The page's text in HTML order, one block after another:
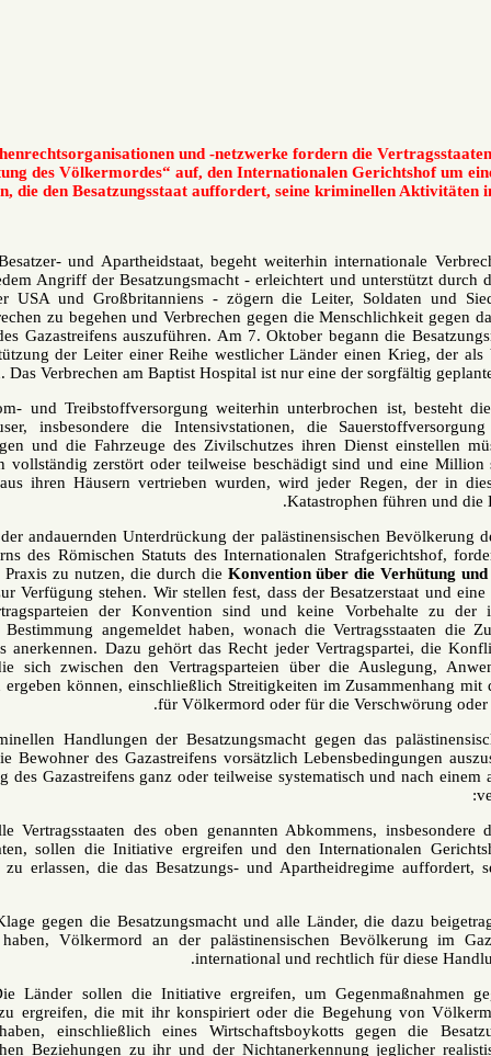
Menschenrechtsorganisationen und -netzwerke fordern die
Verhütung des Völkermordes“ auf, den Internationalen
ersuchen, die den Besatzungsstaat auffordert, seine
Israel, der Besatzer- und Apartheidstaat, begeht weiterhin
Volk. Bei jedem Angriff der Besatzungsmacht - erleichtert und
Führung der USA und Großbritanniens - zögern die Leiter,
Kriegsverbrechen zu begehen und Verbrechen gegen die
Bewohner des Gazastreifens auszuführen. Am 7. Oktober begann
und Unterstützung der Leiter einer Reihe westlicher Länder einen
kann. Das Verbrechen am Baptist Hospital ist nur eine der
Da die Strom- und Treibstoffversorgung weiterhin unterbrochen
Krankenhäuser, insbesondere die Intensivstationen, die
Krankenwagen und die Fahrzeuge des Zivilschutzes ihren
Gazastreifen vollständig zerstört oder teilweise beschädigt sind
gewaltsam aus ihren Häusern vertrieben wurden, wird jeder
Katastrophen
Angesichts der andauernden Unterdrückung der palästinensischen
des Scheiterns des Römischen Statuts des Internationalen
gerichtliche Praxis zu nutzen, die durch dieKonvention über die
von 1948 zur Verfügung stehen. Wir stellen fest, dass der
Länder Vertragsparteien der Konvention sind und keine
enthaltenen Bestimmung angemeldet haben, wonach die
Gerichtshofs anerkennen. Dazu gehört das Recht jeder
befassen, die sich zwischen den Vertragsparteien über die
Konvention ergeben können, einschließlich Streitigkeiten im
für Völkermord oder für die
Da die kriminellen Handlungen der Besatzungsmacht gegen das
bestehen, die Bewohner des Gazastreifens vorsätzlich
Bevölkerung des Gazastreifens ganz oder teilweise systematisch
Erstens: Alle Vertragsstaaten des oben genannten Abkommens,
Vertragsstaaten, sollen die Initiative ergreifen und den
Anordnung zu erlassen, die das Besatzungs- und
Zweitens: Klage gegen die Besatzungsmacht und alle Länder, die
konspiriert haben, Völkermord an der palästinensischen
international und rechtlich
Drittens: Die Länder sollen die Initiative ergreifen, um
diejenigen zu ergreifen, die mit ihr konspiriert oder die
erleichtert haben, einschließlich eines Wirtschaftsboykotts
diplomatischen Beziehungen zu ihr und der Nichtanerkennung